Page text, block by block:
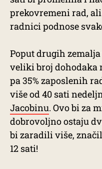
prekovremeni rad,
radnici podnose
Poput drugih
veliki broj dohodaka
pa 35% zaposlenih
više od 40 sati
Jacobinu. Ovo bi za
dobrovoljno ostaju
bi zaradili više,
12 sati!